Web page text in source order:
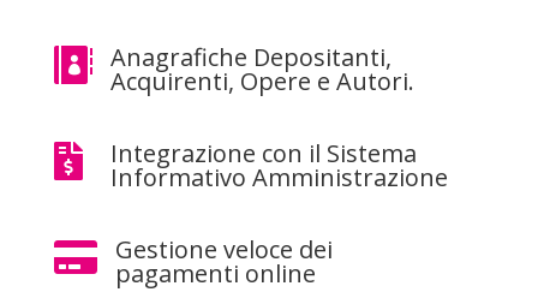
 Anagrafiche Depositanti,
Acquirenti, Opere e Autori.
 Integrazione con il Sistema
Informativo Amministrazione
 Gestione veloce dei
pagamenti online